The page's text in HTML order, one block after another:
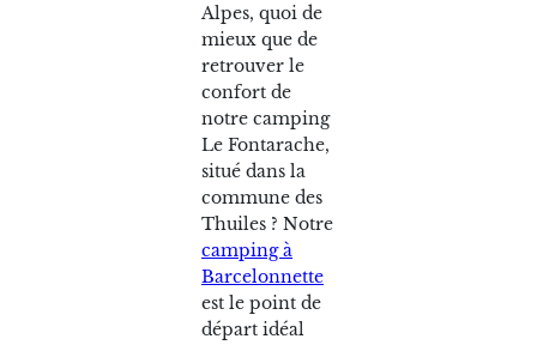
Alpes, quoi de
mieux que de
retrouver le
confort de
notre camping
Le Fontarache,
situé dans la
commune des
Thuiles ? Notre
camping à
Barcelonnette
est le point de
départ idéal